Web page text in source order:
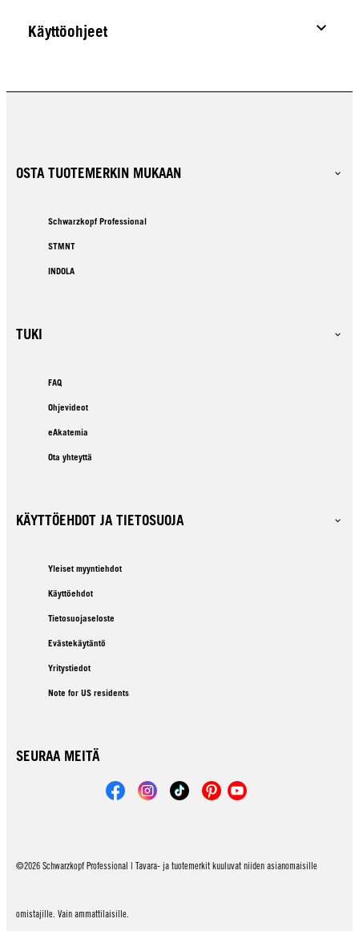
Käyttöohjeet
OSTA TUOTEMERKIN MUKAAN
Schwarzkopf Professional
STMNT
INDOLA
TUKI
FAQ
Ohjevideot
eAkatemia
Ota yhteyttä
KÄYTTÖEHDOT JA TIETOSUOJA
Yleiset myyntiehdot
Käyttöehdot
Tietosuojaseloste
Evästekäytäntö
Yritystiedot
Note for US residents
SEURAA MEITÄ
©2026 Schwarzkopf Professional | Tavara- ja tuotemerkit kuuluvat niiden asianomaisille
omistajille. Vain ammattilaisille.